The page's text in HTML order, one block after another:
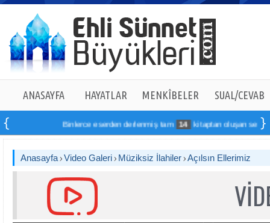
ANASAYFA HAYATLAR MENKÎBELER SUAL/CEVAB
Binlerce eserden derlenmiş tam 14 kitaptan oluşan seti
Anasayfa Video Galeri Müziksiz İlahiler Açılsın Ellerimiz